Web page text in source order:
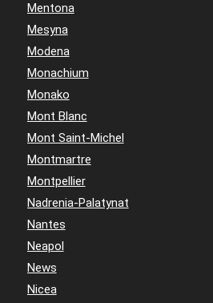
Mentona
Mesyna
Modena
Monachium
Monako
Mont Blanc
Mont Saint-Michel
Montmartre
Montpellier
Nadrenia-Palatynat
Nantes
Neapol
News
Nicea